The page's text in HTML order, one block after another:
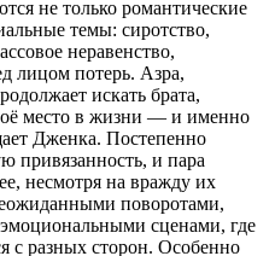
не только романтические
темы: сиротство,
неравенство,
лицом потерь. Азра,
искать брата,
место в жизни — и именно
Дженка. Постепенно
привязанность, и пара
несмотря на вражду их
поворотами,
сценами, где
с разных сторон. Особенно